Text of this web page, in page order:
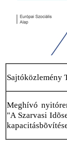
Sajtóközlemény
Meghívó
"A Szarvasi